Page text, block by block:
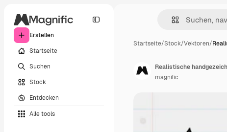
Erstellen
Startseite
Suchen
Stock
Entdecken
Alle tools
Startseite/Stock/Vektoren/
Realistische
magnific